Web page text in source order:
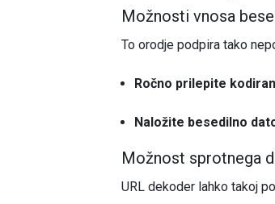
Možnosti vnosa
To orodje podpira tako
Ročno prilepite
Naložite besedilno
Možnost sprotnega
URL dekoder lahko takoj